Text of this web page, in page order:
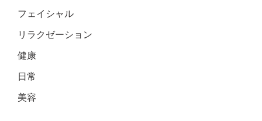
フェイシャル
リラクゼーション
健康
日常
美容